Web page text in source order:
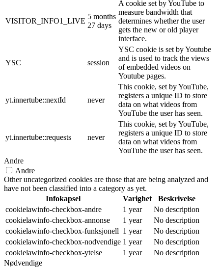
VISITOR_INFO1_LIVE
5 months
27 days
A cookie set by YouTube to
measure bandwidth that
determines whether the user
gets the new or old player
interface.
YSC session
YSC cookie is set by Youtube
and is used to track the views
of embedded videos on
Youtube pages.
yt.innertube::nextId never
This cookie, set by YouTube,
registers a unique ID to store
data on what videos from
YouTube the user has seen.
yt.innertube::requests never
This cookie, set by YouTube,
registers a unique ID to store
data on what videos from
YouTube the user has seen.
Andre
Andre
Other uncategorized cookies are those that are being analyzed and
have not been classified into a category as yet.
Infokapsel
Varighet
Beskrivelse
cookielawinfo-checkbox-andre
1 year
No description
cookielawinfo-checkbox-annonse
1 year
No description
cookielawinfo-checkbox-funksjonell 1 year
No description
cookielawinfo-checkbox-nodvendige 1 year
No description
cookielawinfo-checkbox-ytelse
1 year
No description
Nødvendige